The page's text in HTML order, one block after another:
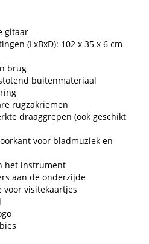
gitaar
(LxBxD): 102 x 35 x 6 cm
brug
buitenmateriaal
rugzakriemen
draaggrepen (ook geschikt
voor bladmuziek en
het instrument
aan de onderzijde
voor visitekaartjes